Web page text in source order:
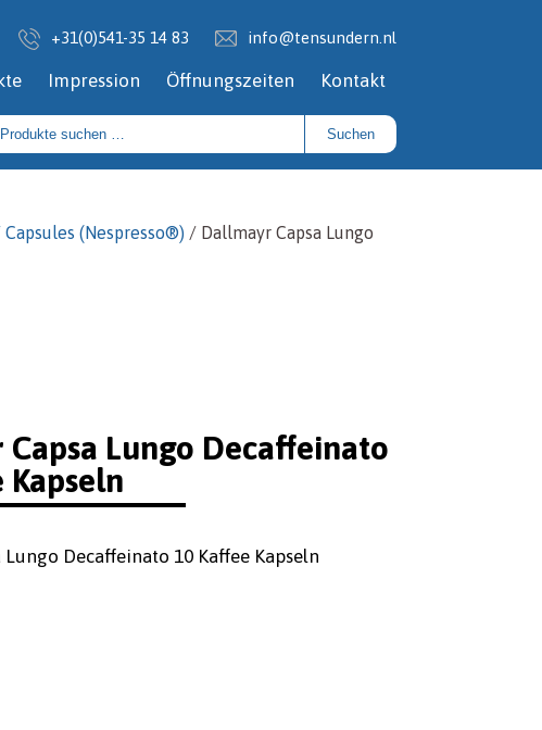
+31(0)541-35 14 83 info@tensundern.nl
Impression Öffnungszeiten Kontakt
Suchen
Capsules (Nespresso®) / Dallmayr Capsa Lungo
Lungo Decaffeinato
Kapseln
Lungo Decaffeinato 10 Kaffee Kapseln